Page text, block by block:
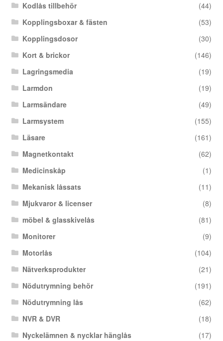
Kodlås tillbehör
(44)
Kopplingsboxar & fästen
(53)
Kopplingsdosor
(30)
Kort & brickor
(146)
Lagringsmedia
(19)
Larmdon
(19)
Larmsändare
(49)
Larmsystem
(155)
Läsare
(161)
Magnetkontakt
(62)
Medicinskåp
(1)
Mekanisk låssats
(11)
Mjukvaror & licenser
(8)
möbel & glasskivelås
(81)
Monitorer
(9)
Motorlås
(104)
Nätverksprodukter
(21)
Nödutrymning behör
(191)
Nödutrymning lås
(62)
NVR & DVR
(18)
Nyckelämnen & nycklar hänglås
(17)